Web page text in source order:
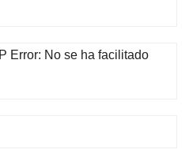
Error: No se ha facilitado